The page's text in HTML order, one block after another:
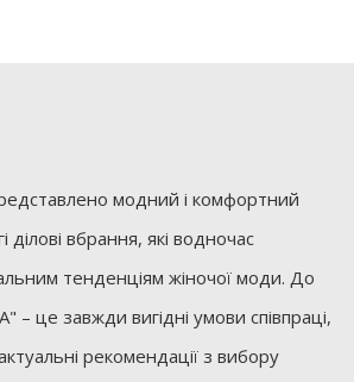
модний і комфортний
ділові вбрання, які водночас
тенденціям жіночої моди. До
– це завжди вигідні умови співпраці,
рекомендації з вибору